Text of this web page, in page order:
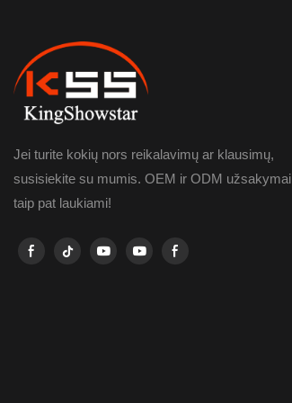
Jei turite kokių nors reikalavimų ar klausimų,
susisiekite su mumis. OEM ir ODM užsakymai
taip pat laukiami!